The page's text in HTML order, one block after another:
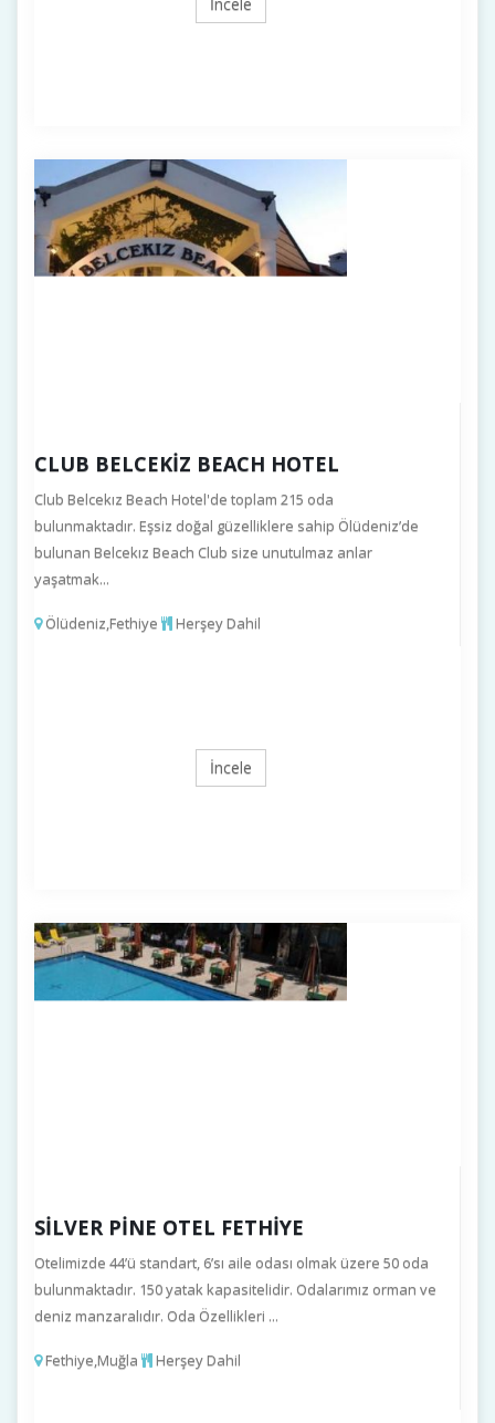
İncele
CLUB BELCEKIZ BEACH HOTEL
Club Belcekız Beach Hotel'de toplam 215 oda
bulunmaktadır. Eşsiz doğal güzelliklere sahip Ölüdeniz’de
bulunan Belcekız Beach Club size unutulmaz anlar
yaşatmak...
Ölüdeniz,Fethiye Herşey Dahil
İncele
SILVER PINE OTEL FETHIYE
Otelimizde 44’ü standart, 6’sı aile odası olmak üzere 50 oda
bulunmaktadır. 150 yatak kapasitelidir. Odalarımız orman ve
deniz manzaralıdır. Oda Özellikleri ...
Fethiye,Muğla Herşey Dahil